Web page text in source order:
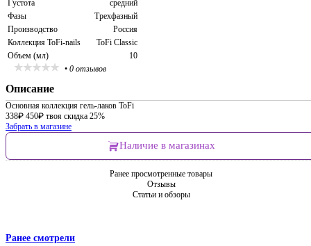
Густота
средний
Фазы
Трехфазный
Производство
Россия
Коллекция ToFi-nails
ToFi Classic
Объем (мл)
10
• 0 отзывов
Описание
Основная коллекция гель-лаков ToFi
338₽ 450₽ твоя скидка 25%
Забрать в магазине
Наличие в магазинах
Ранее просмотренные товары
Отзывы
Статьи и обзоры
Ранее смотрели